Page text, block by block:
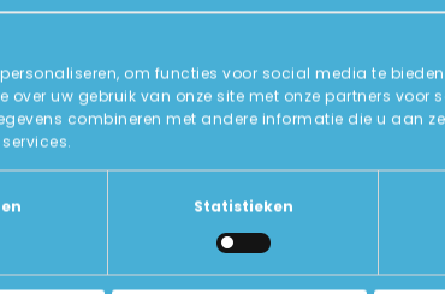
om functies voor social media te
over uw gebruik van onze site met onze partners voor
combineren met andere informatie die u aan
Statistieken
INFORMATIE
Over Ons
U-Pas
Contact Met Ons Opnemen